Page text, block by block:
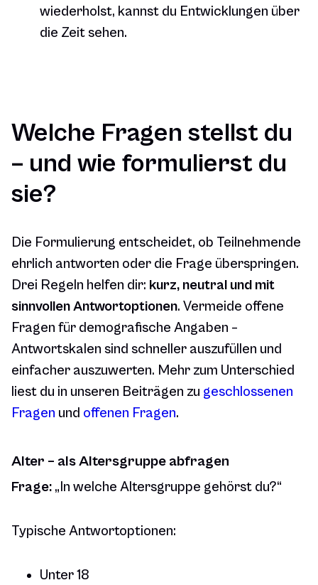
wiederholst, kannst du Entwicklungen über
die Zeit sehen.
Welche Fragen stellst du
– und wie formulierst du
sie?
Die Formulierung entscheidet, ob Teilnehmende
ehrlich antworten oder die Frage überspringen.
Drei Regeln helfen dir: kurz, neutral und mit
sinnvollen Antwortoptionen. Vermeide offene
Fragen für demografische Angaben –
Antwortskalen sind schneller auszufüllen und
einfacher auszuwerten. Mehr zum Unterschied
liest du in unseren Beiträgen zu geschlossenen
Fragen und offenen Fragen.
Alter – als Altersgruppe abfragen
Frage: „In welche Altersgruppe gehörst du?“
Typische Antwortoptionen:
Unter 18